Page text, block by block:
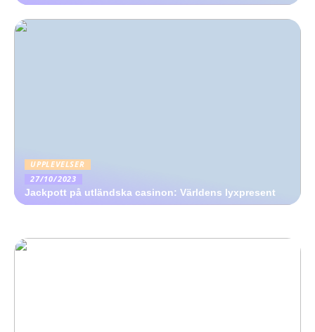
UPPLEVELSER
27/10/2023
Jackpott på utländska casinon: Världens lyxpresent